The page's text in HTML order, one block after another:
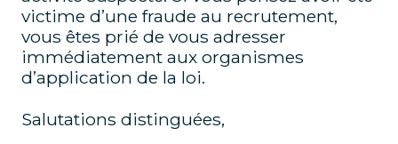
victime d’une fraude au recrutement,
vous êtes prié de vous adresser
immédiatement aux organismes
d’application de la loi.
Salutations distinguées,